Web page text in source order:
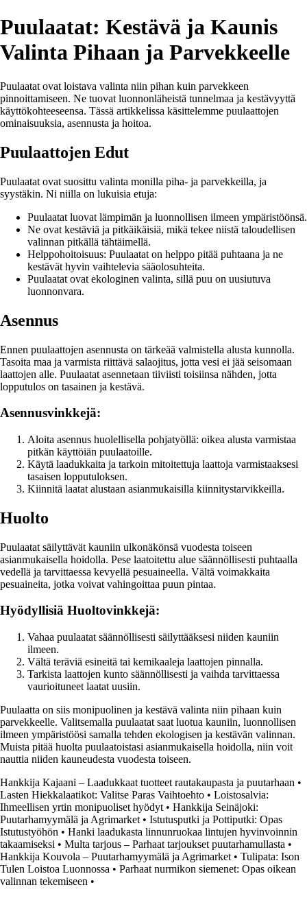
Puulaatat: Kestävä ja Kaunis
Valinta Pihaan ja Parvekkeelle
Puulaatat ovat loistava valinta niin pihan kuin parvekkeen
pinnoittamiseen. Ne tuovat luonnonläheistä tunnelmaa ja kestävyyttä
käyttökohteeseensa. Tässä artikkelissa käsittelemme puulaattojen
ominaisuuksia, asennusta ja hoitoa.
Puulaattojen Edut
Puulaatat ovat suosittu valinta monilla piha- ja parvekkeilla, ja
syystäkin. Ni niilla on lukuisia etuja:
Puulaatat luovat lämpimän ja luonnollisen ilmeen ympäristöönsä.
Ne ovat kestäviä ja pitkäikäisiä, mikä tekee niistä taloudellisen
valinnan pitkällä tähtäimellä.
Helppohoitoisuus: Puulaatat on helppo pitää puhtaana ja ne
kestävät hyvin vaihtelevia sääolosuhteita.
Puulaatat ovat ekologinen valinta, sillä puu on uusiutuva
luonnonvara.
Asennus
Ennen puulaattojen asennusta on tärkeää valmistella alusta kunnolla.
Tasoita maa ja varmista riittävä salaojitus, jotta vesi ei jää seisomaan
laattojen alle. Puulaatat asennetaan tiiviisti toisiinsa nähden, jotta
lopputulos on tasainen ja kestävä.
Asennusvinkkejä:
Aloita asennus huolellisella pohjatyöllä: oikea alusta varmistaa
pitkän käyttöiän puulaatoille.
Käytä laadukkaita ja tarkoin mitoitettuja laattoja varmistaaksesi
tasaisen lopputuloksen.
Kiinnitä laatat alustaan asianmukaisilla kiinnitystarvikkeilla.
Huolto
Puulaatat säilyttävät kauniin ulkonäkönsä vuodesta toiseen
asianmukaisella hoidolla. Pese laatoitettu alue säännöllisesti puhtaalla
vedellä ja tarvittaessa kevyellä pesuaineella. Vältä voimakkaita
pesuaineita, jotka voivat vahingoittaa puun pintaa.
Hyödyllisiä Huoltovinkkejä:
Vahaa puulaatat säännöllisesti säilyttääksesi niiden kauniin
ilmeen.
Vältä teräviä esineitä tai kemikaaleja laattojen pinnalla.
Tarkista laattojen kunto säännöllisesti ja vaihda tarvittaessa
vaurioituneet laatat uusiin.
Puulaatta on siis monipuolinen ja kestävä valinta niin pihaan kuin
parvekkeelle. Valitsemalla puulaatat saat luotua kauniin, luonnollisen
ilmeen ympäristöösi samalla tehden ekologisen ja kestävän valinnan.
Muista pitää huolta puulaatoistasi asianmukaisella hoidolla, niin voit
nauttia niiden kauneudesta vuodesta toiseen.
Hankkija Kajaani – Laadukkaat tuotteet rautakaupasta ja puutarhaan •
Lasten Hiekkalaatikot: Valitse Paras Vaihtoehto • Loistosalvia:
Ihmeellisen yrtin monipuoliset hyödyt • Hankkija Seinäjoki:
Puutarhamyymälä ja Agrimarket • Istutusputki ja Pottiputki: Opas
Istutustyöhön • Hanki laadukasta linnunruokaa lintujen hyvinvoinnin
takaamiseksi • Multa tarjous – Parhaat tarjoukset puutarhamullasta •
Hankkija Kouvola – Puutarhamyymälä ja Agrimarket • Tulipata: Ison
Tulen Loistoa Luonnossa • Parhaat nurmikon siemenet: Opas oikean
valinnan tekemiseen •